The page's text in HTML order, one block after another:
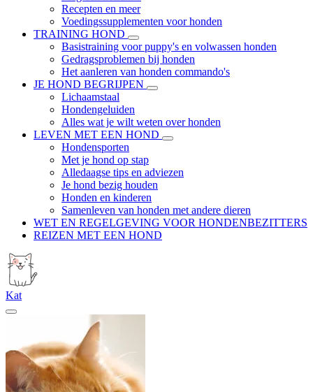
Recepten en meer
Voedingssupplementen voor honden
TRAINING HOND
Basistraining voor puppy's en volwassen honden
Gedragsproblemen bij honden
Het aanleren van honden commando's
JE HOND BEGRIJPEN
Lichaamstaal
Hondengeluiden
Alles wat je wilt weten over honden
LEVEN MET EEN HOND
Hondensporten
Met je hond op stap
Alledaagse tips en adviezen
Je hond bezig houden
Honden en kinderen
Samenleven van honden met andere dieren
WET EN REGELGEVING VOOR HONDENBEZITTERS
REIZEN MET EEN HOND
Kat